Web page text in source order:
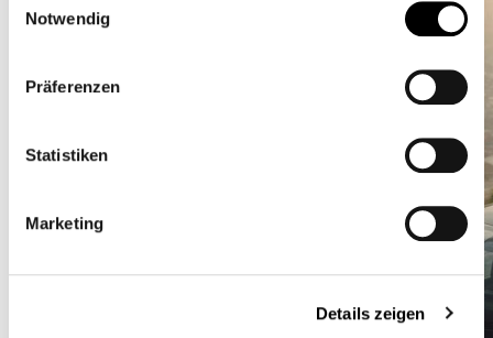
Notwendig
Präferenzen
Statistiken
Marketing
Details zeigen